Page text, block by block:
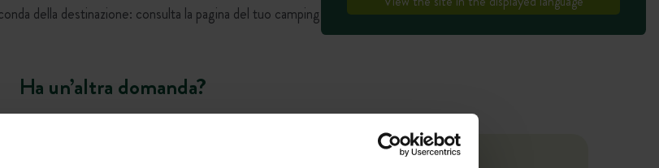
della destinazione: consulta la pagina del tuo camping
Ha un’altra domanda?